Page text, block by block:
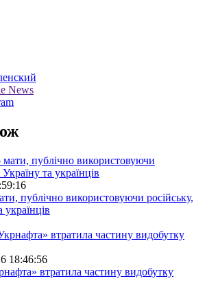
News
публічно використовуючи російську,
18:46:56
втратила частину видобутку